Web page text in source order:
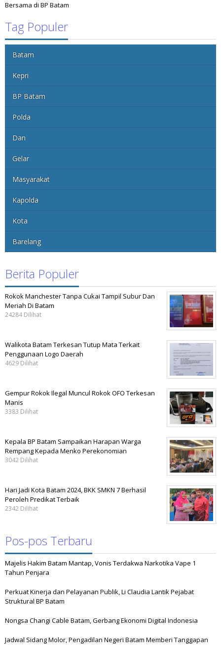
Bersama di BP Batam
Tag Populer
Batam
Kepri
BP Batam
Polda
Dan
Gelar
Masyarakat
Kapolda
Kota
Barelang
Berita Populer
Rokok Manchester Tanpa Cukai Tampil Subur Dan
Meriah Di Batam
24284 Dilihat
Walikota Batam Terkesan Tutup Mata Terkait
Penggunaan Logo Daerah
4629 Dilihat
Gempur Rokok Ilegal Muncul Rokok OFO Terkesan
Manis
3383 Dilihat
Kepala BP Batam Sampaikan Harapan Warga
Rempang Kepada Menko Perekonomian
3042 Dilihat
Hari Jadi Kota Batam 2024, BKK SMKN 7 Berhasil
Peroleh Predikat Terbaik
2342 Dilihat
Pos-pos Terbaru
Majelis Hakim Batam Mantap, Vonis Terdakwa Narkotika Vape 1
Tahun Penjara
Perkuat Kinerja dan Pelayanan Publik, Li Claudia Lantik Pejabat
Struktural BP Batam
Nongsa Changi Cable Batam, Gerbang Ekonomi Digital Indonesia
Jadwal Sidang Molor, Pengadilan Negeri Batam Memberi Tanggapan